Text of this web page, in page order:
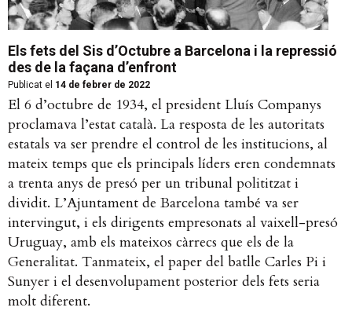
Els fets del Sis d’Octubre a Barcelona i la repressió
des de la façana d’enfront
Publicat el 14 de febrer de 2022
El 6 d’octubre de 1934, el president Lluís Companys
proclamava l’estat català. La resposta de les autoritats
estatals va ser prendre el control de les institucions, al
mateix temps que els principals líders eren condemnats
a trenta anys de presó per un tribunal polititzat i
dividit. L’Ajuntament de Barcelona també va ser
intervingut, i els dirigents empresonats al vaixell-presó
Uruguay, amb els mateixos càrrecs que els de la
Generalitat. Tanmateix, el paper del batlle Carles Pi i
Sunyer i el desenvolupament posterior dels fets seria
molt diferent.